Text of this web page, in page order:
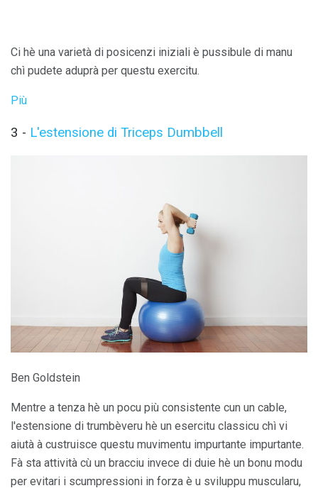
Ci hè una varietà di posicenzi iniziali è pussibule di manu
chì pudete aduprà per questu exercitu.
Più
3 - L'estensione di Triceps Dumbbell
Ben Goldstein
Mentre a tenza hè un pocu più consistente cun un cable,
l'estensione di trumbèveru hè un esercitu classicu chì vi
aiutà à custruisce questu muvimentu impurtante impurtante.
Fà sta attività cù un bracciu invece di duie hè un bonu modu
per evitari i scumpressioni in forza è u sviluppu muscularu,